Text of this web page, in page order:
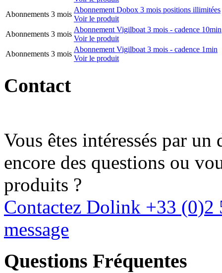
Abonnements 3 mois
Abonnement Dobox 3 mois positions illimitées
Voir le produit
Abonnements 3 mois
Abonnement Vigilboat 3 mois - cadence 10min
Voir le produit
Abonnements 3 mois
Abonnement Vigilboat 3 mois - cadence 1min
Voir le produit
Contact
Vous êtes intéressés par
encore des questions ou
produits ?
Contactez Dolink +33 (0)2
message
Questions Fréquentes